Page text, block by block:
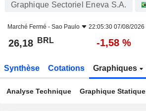
Graphique Sectoriel Eneva S.A.
Marché Fermé - Sao Paulo 22:05:30 07/08/2026
26,18 BRL -1,58 %
Synthèse Cotations Graphiques
Analyse Technique Graphique Statique